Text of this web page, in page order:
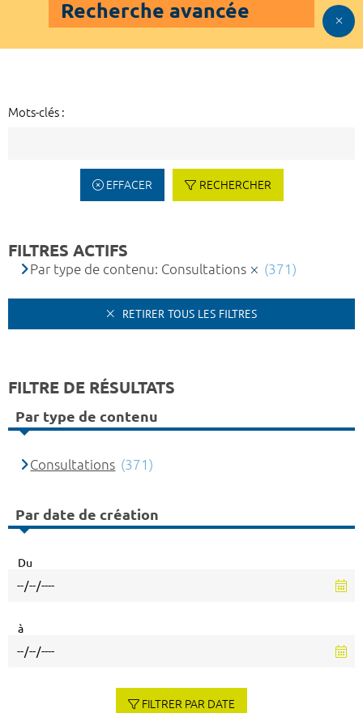
Recherche avancée
Mots-clés :
EFFACER RECHERCHER
FILTRES ACTIFS
Par type de contenu: Consultations (371)
RETIRER TOUS LES FILTRES
FILTRE DE RÉSULTATS
Par type de contenu
Consultations (371)
Par date de création
Du
à
FILTRER PAR DATE